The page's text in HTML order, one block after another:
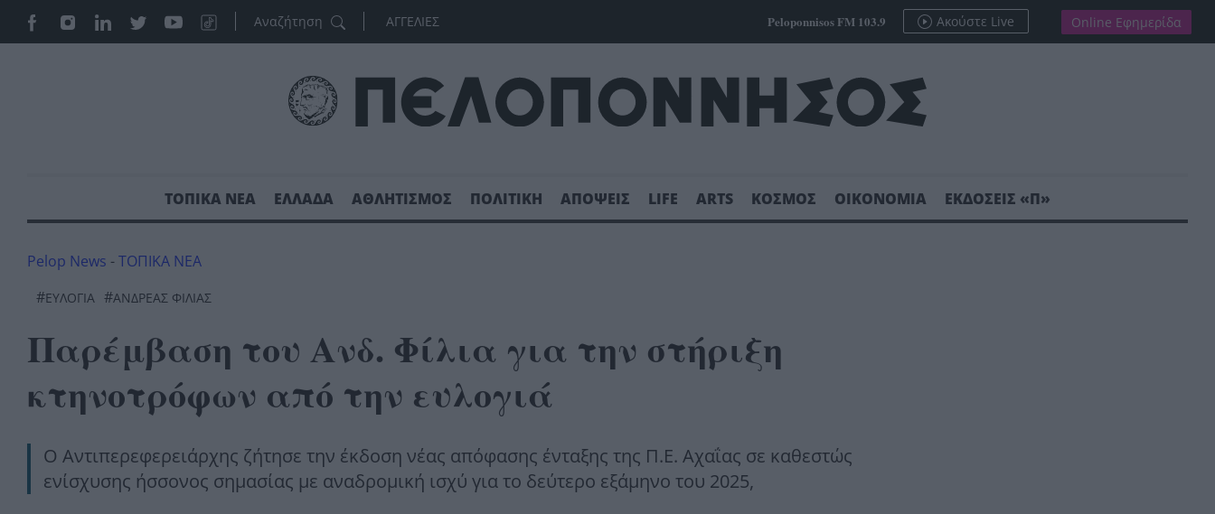
ΑΓΓΕΛΙΕΣ Peloponnisos FM 103.9 Ακούστε Live Online Εφημερίδα
ΤΟΠΙΚΑ ΝΕΑ ΕΛΛΑΔΑ ΑΘΛΗΤΙΣΜΟΣ ΠΟΛΙΤΙΚΗ ΑΠΟΨΕΙΣ LIFE ARTS ΚΟΣΜΟΣ ΟΙΚΟΝΟΜΙΑ ΕΚΔΟΣΕΙΣ «Π»
Pelop News -ΤΟΠΙΚΑ ΝΕΑ
#ΕΥΛΟΓΙΆ #ΑΝΔΡΈΑΣ ΦΊΛΙΑΣ
Παρέμβαση του Ανδ. Φίλια για την στήριξη
κτηνοτρόφων από την ευλογιά
Ο Αντιπερεφερειάρχης ζήτησε την έκδοση νέας απόφασης ένταξης της Π.Ε. Αχαΐας σε καθεστώς
ενίσχυσης ήσσονος σημασίας με αναδρομική ισχύ για το δεύτερο εξάμηνο του 2025,